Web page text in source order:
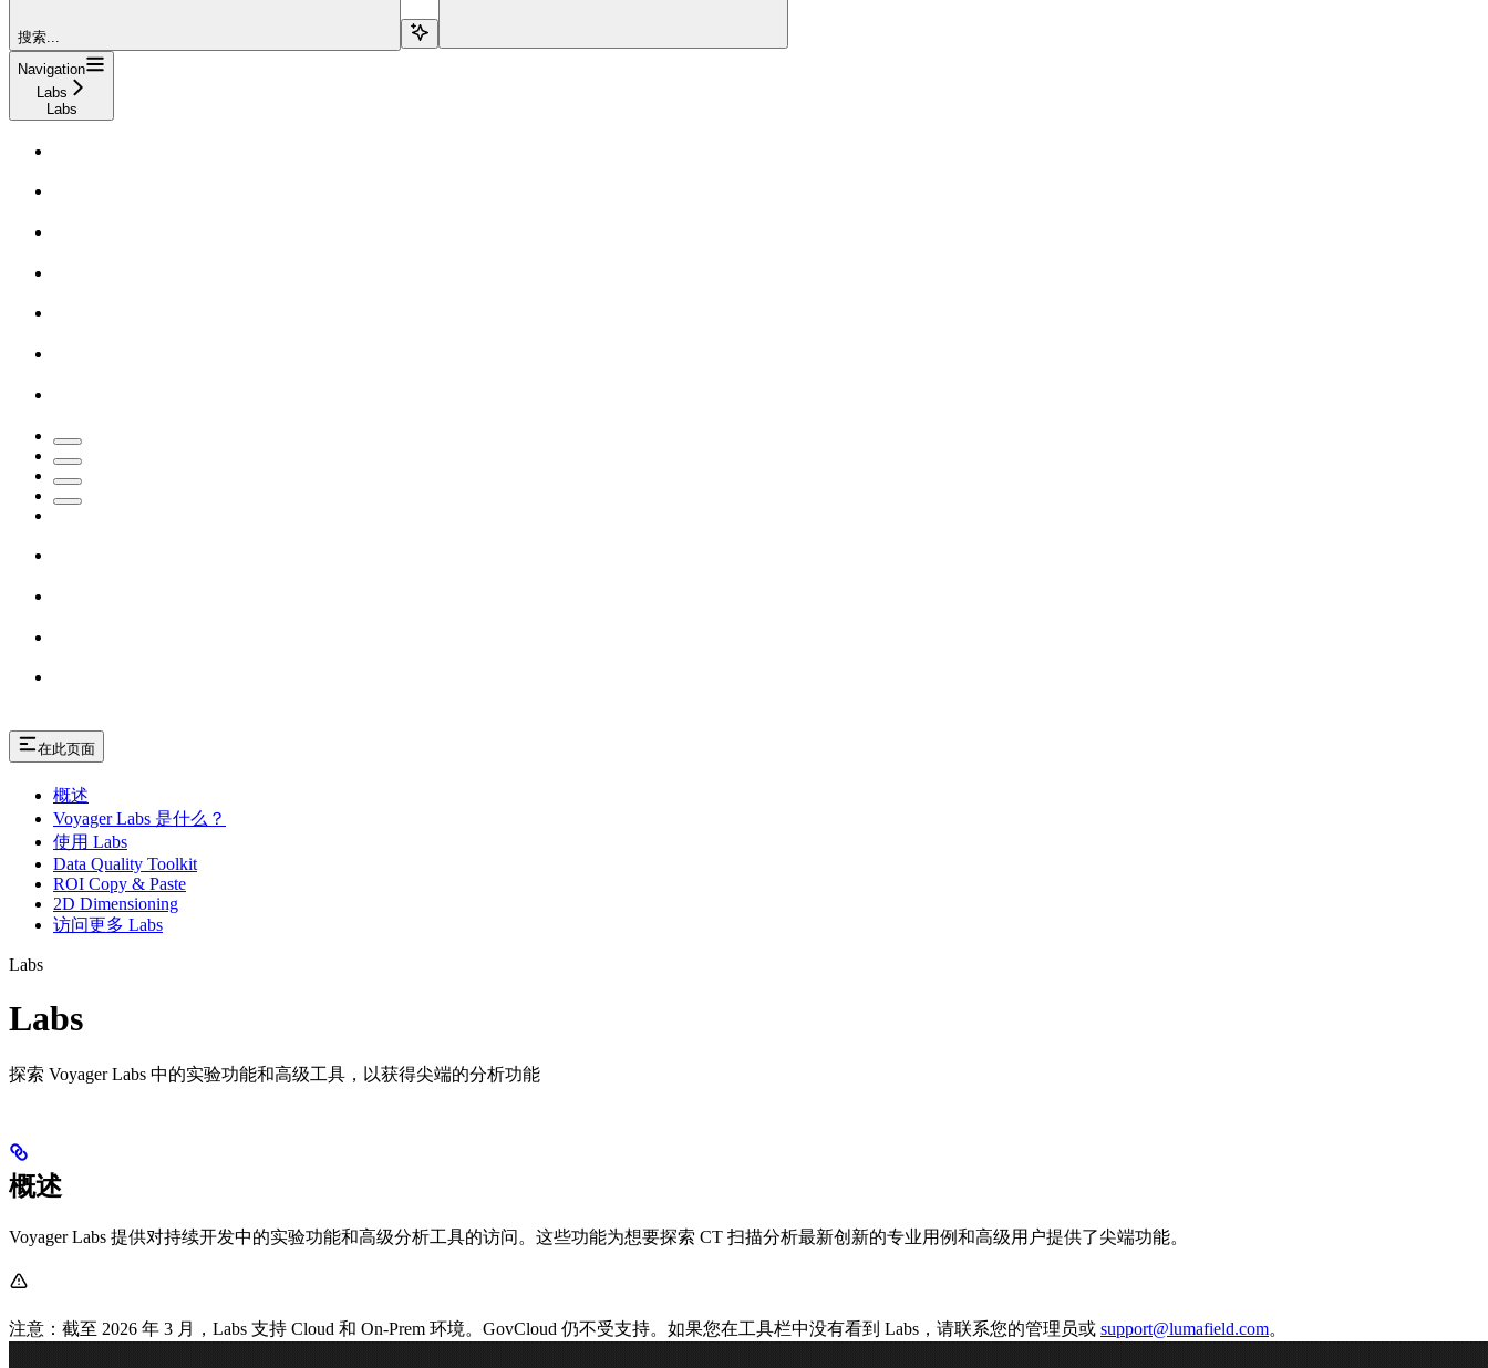
搜索...
Navigation
Labs
Labs
在此页面
概述
Voyager Labs 是什么？
使用 Labs
Data Quality Toolkit
ROI Copy & Paste
2D Dimensioning
访问更多 Labs
Labs
Labs
探索 Voyager Labs 中的实验功能和高级工具，以获得尖端的分析功能
概述
Voyager Labs 提供对持续开发中的实验功能和高级分析工具的访问。这些功能为想要探索 CT 扫描分析最新创新的专业用例和高级用户提供了尖端功能。
注意：截至 2026 年 3 月，Labs 支持 Cloud 和 On-Prem 环境。GovCloud 仍不受支持。如果您在工具栏中没有看到 Labs，请联系您的管理员或 support@lumafield.com。